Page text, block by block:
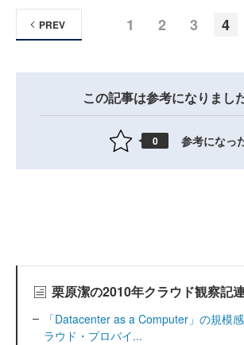
1 2 3 4
PREV
この記事は参考になりまし
0 参考になっ
栗原潔の2010年クラウド観察記
「Datacenter as a Computer」の規模
ラウド・プロバイ...